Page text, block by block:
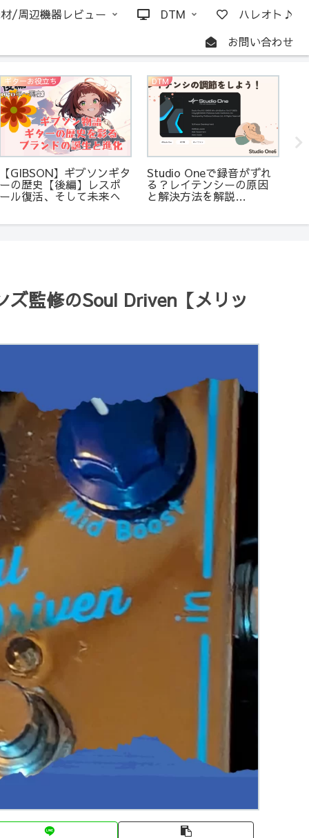
/周辺機器レビュー DTM
ハレオト♪
お問い合わせ
ギターお役立ち
【GIBSON】ギブソンギタ
ーの歴史【後編】レスポ
ール復活、そして未来へ
DTM
Studio Oneで録音がずれ
る？レイテンシーの原因
と解決方法を解説
監修のSoul Driven【メリッ